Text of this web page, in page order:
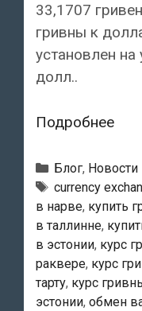
33,1707
гривны к
установлен
долл..
Подробнее
в
в
Рубрики
Блог, Новости
Тэги
currency
в нарве, купить
в таллинне,
в эстонии, курс
раквере, курс
тарту, курс
эстонии, обмен